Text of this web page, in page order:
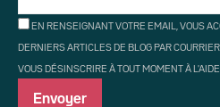
EN RENSEIGNANT VOTRE EMAIL, VOUS
DERNIERS ARTICLES DE BLOG PAR
VOUS DÉSINSCRIRE À TOUT MOMENT À